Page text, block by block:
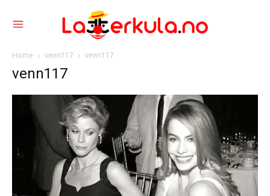
Home venn117 venn117
venn117